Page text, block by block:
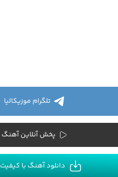
تلگرام موزیکالیا
پخش آنلاین آهنگ
دانلود آهنگ با کیفیت 320